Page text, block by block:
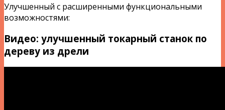
Улучшенный с расширенными функциональными
возможностями:
Видео: улучшенный токарный станок по
дереву из дрели